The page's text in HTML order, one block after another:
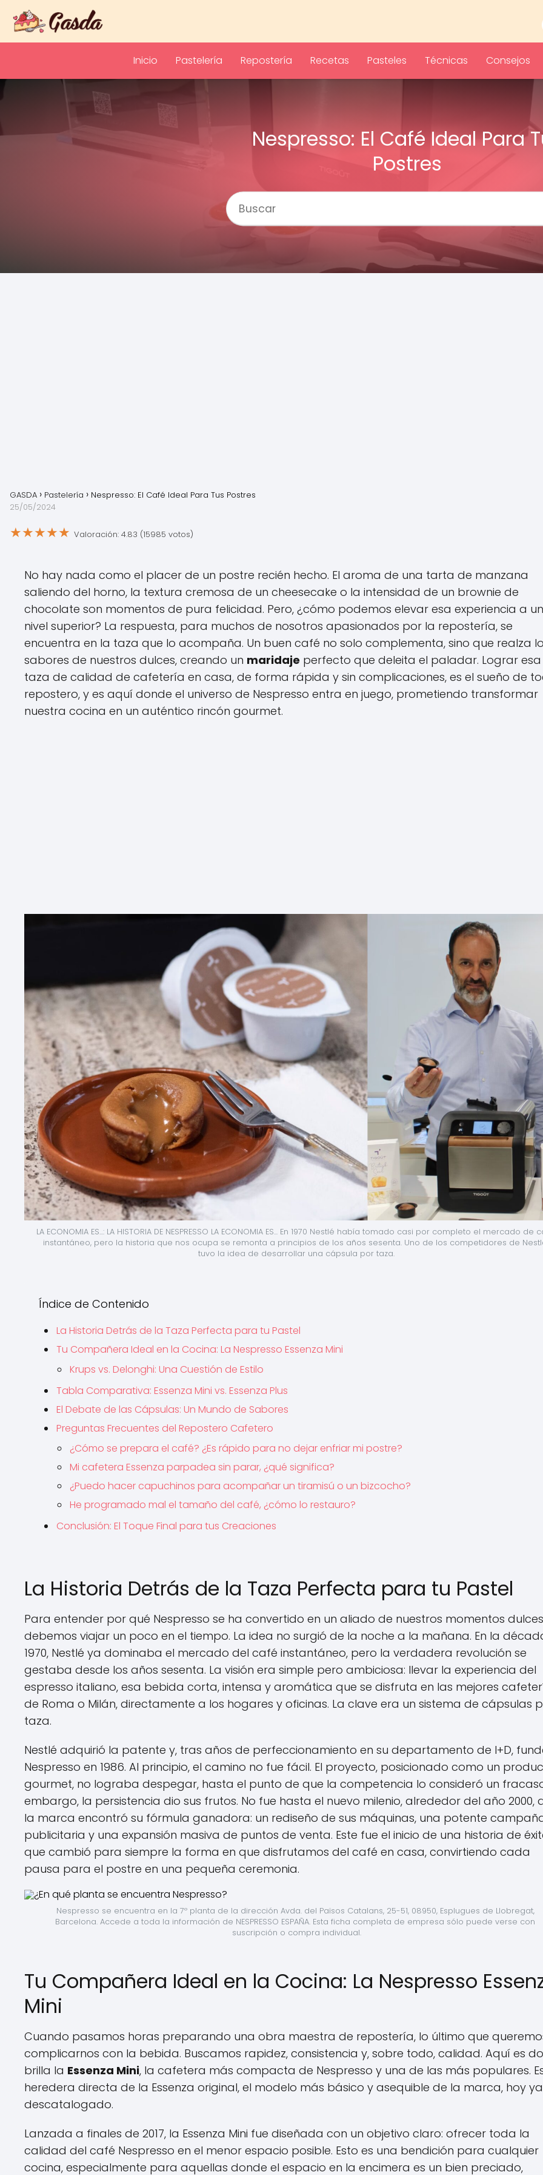
Inicio Pastelería Repostería Recetas Pasteles Técnicas Consejos
Nespresso: El Café Ideal Para
Postres
GASDA Pastelería
Nespresso: El Café Ideal Para Tus Postres
25/05/2024
★★★★★ Valoración: 4.83 (15985 votos)
No hay nada como el placer de un postre recién hecho. El aroma de una tarta de manzana
saliendo del horno, la textura cremosa de un cheesecake o la intensidad de un brownie de
chocolate son momentos de pura felicidad. Pero, ¿cómo podemos elevar esa experiencia a un
nivel superior? La respuesta, para muchos de nosotros apasionados por la repostería, se
encuentra en la taza que lo acompaña. Un buen café no solo complementa, sino que realza
sabores de nuestros dulces, creando un maridaje perfecto que deleita el paladar. Lograr esa
taza de calidad de cafetería en casa, de forma rápida y sin complicaciones, es el sueño de
repostero, y es aquí donde el universo de Nespresso entra en juego, prometiendo transformar
nuestra cocina en un auténtico rincón gourmet.
LA ECONOMIA ES...: LA HISTORIA DE NESPRESSO LA ECONOMIA ES... En 1970 Nestlé había tomado casi por completo el mercado de
instantáneo, pero la historia que nos ocupa se remonta a principios de los años sesenta. Uno de los competidores de
tuvo la idea de desarrollar una cápsula por taza.
Índice de Contenido
La Historia Detrás de la Taza Perfecta para tu Pastel
Tu Compañera Ideal en la Cocina: La Nespresso Essenza Mini
Krups vs. Delonghi: Una Cuestión de Estilo
Tabla Comparativa: Essenza Mini vs. Essenza Plus
El Debate de las Cápsulas: Un Mundo de Sabores
Preguntas Frecuentes del Repostero Cafetero
¿Cómo se prepara el café? ¿Es rápido para no dejar enfriar mi postre?
Mi cafetera Essenza parpadea sin parar, ¿qué significa?
¿Puedo hacer capuchinos para acompañar un tiramisú o un bizcocho?
He programado mal el tamaño del café, ¿cómo lo restauro?
Conclusión: El Toque Final para tus Creaciones
La Historia Detrás de la Taza Perfecta para tu Pastel
Para entender por qué Nespresso se ha convertido en un aliado de nuestros momentos
debemos viajar un poco en el tiempo. La idea no surgió de la noche a la mañana. En la
1970, Nestlé ya dominaba el mercado del café instantáneo, pero la verdadera revolución se
gestaba desde los años sesenta. La visión era simple pero ambiciosa: llevar la experiencia del
espresso italiano, esa bebida corta, intensa y aromática que se disfruta en las mejores
de Roma o Milán, directamente a los hogares y oficinas. La clave era un sistema de cápsulas
taza.
Nestlé adquirió la patente y, tras años de perfeccionamiento en su departamento de I+D,
Nespresso en 1986. Al principio, el camino no fue fácil. El proyecto, posicionado como un
gourmet, no lograba despegar, hasta el punto de que la competencia lo consideró un
embargo, la persistencia dio sus frutos. No fue hasta el nuevo milenio, alrededor del año 2000,
la marca encontró su fórmula ganadora: un rediseño de sus máquinas, una potente
publicitaria y una expansión masiva de puntos de venta. Este fue el inicio de una historia de
que cambió para siempre la forma en que disfrutamos del café en casa, convirtiendo cada
pausa para el postre en una pequeña ceremonia.
Nespresso se encuentra en la 7º planta de la dirección Avda. del Països Catalans, 25-51, 08950, Esplugues de Llobregat,
Barcelona. Accede a toda la información de NESPRESSO ESPAÑA. Esta ficha completa de empresa sólo puede verse con
suscripción o compra individual.
Tu Compañera Ideal en la Cocina: La Nespresso
Mini
Cuando pasamos horas preparando una obra maestra de repostería, lo último que
complicarnos con la bebida. Buscamos rapidez, consistencia y, sobre todo, calidad. Aquí es
brilla la Essenza Mini, la cafetera más compacta de Nespresso y una de las más populares.
heredera directa de la Essenza original, el modelo más básico y asequible de la marca, hoy ya
descatalogado.
Lanzada a finales de 2017, la Essenza Mini fue diseñada con un objetivo claro: ofrecer toda la
calidad del café Nespresso en el menor espacio posible. Esto es una bendición para cualquier
cocina, especialmente para aquellas donde el espacio en la encimera es un bien preciado,